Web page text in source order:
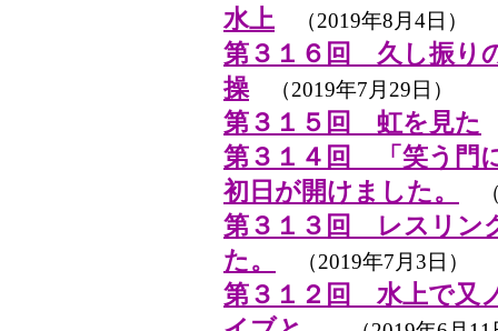
水上 （2019年8月4日）
第３１６回 久し振り
操 （2019年7月29日）
第３１５回 虹を見た
第３１４回 「笑う門
初日が開けました。
（
第３１３回 レスリン
た。
（2019年7月3日）
第３１２回 水上で又